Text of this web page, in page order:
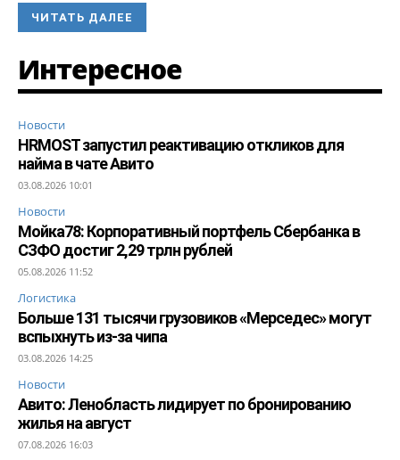
ЧИТАТЬ ДАЛЕЕ
Интересное
Новости
HRMOST запустил реактивацию откликов для
найма в чате Авито
03.08.2026 10:01
Новости
Мойка78: Корпоративный портфель Сбербанка в
СЗФО достиг 2,29 трлн рублей
05.08.2026 11:52
Логистика
Больше 131 тысячи грузовиков «Мерседес» могут
вспыхнуть из-за чипа
03.08.2026 14:25
Новости
Авито: Ленобласть лидирует по бронированию
жилья на август
07.08.2026 16:03